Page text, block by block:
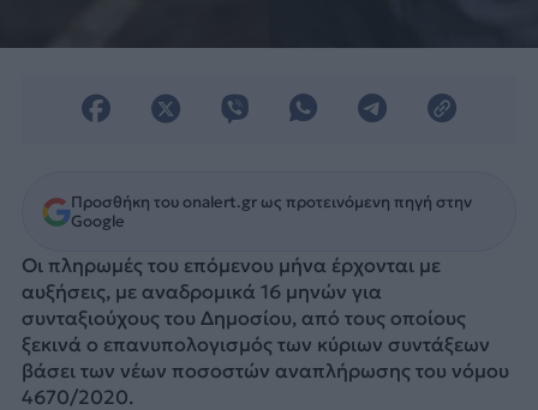
Προσθήκη του onalert.gr ως προτεινόμενη πηγή στην
Google
Οι πληρωμές του επόμενου μήνα έρχονται με
αυξήσεις, με αναδρομικά 16 μηνών για
συνταξιούχους του Δημοσίου, από τους οποίους
ξεκινά ο επανυπολογισμός των κύριων συντάξεων
βάσει των νέων ποσοστών αναπλήρωσης του νόμου
4670/2020.